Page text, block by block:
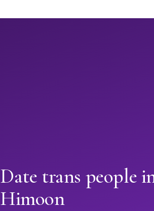
Date trans people
Himoon